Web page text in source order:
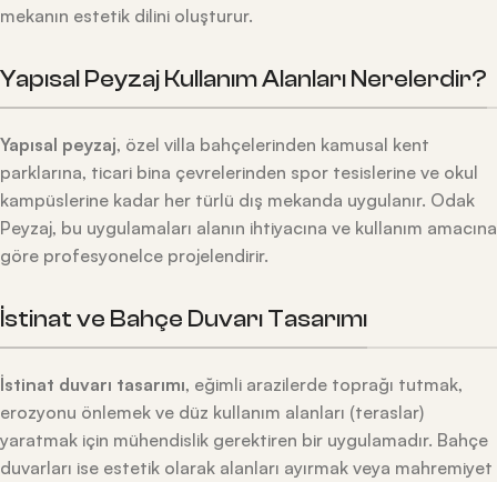
mekanın estetik dilini oluşturur.
Yapısal Peyzaj Kullanım Alanları Nerelerdir?
Yapısal peyzaj, özel villa bahçelerinden kamusal kent
parklarına, ticari bina çevrelerinden spor tesislerine ve okul
kampüslerine kadar her türlü dış mekanda uygulanır. Odak
Peyzaj, bu uygulamaları alanın ihtiyacına ve kullanım amacına
göre profesyonelce projelendirir.
İstinat ve Bahçe Duvarı Tasarımı
İstinat duvarı tasarımı, eğimli arazilerde toprağı tutmak,
erozyonu önlemek ve düz kullanım alanları (teraslar)
yaratmak için mühendislik gerektiren bir uygulamadır. Bahçe
duvarları ise estetik olarak alanları ayırmak veya mahremiyet